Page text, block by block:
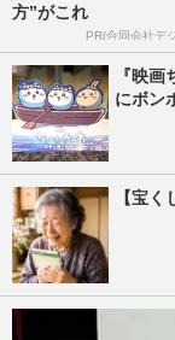
方”がこれ
PR(合同会社デ
『映
にボン
【宝